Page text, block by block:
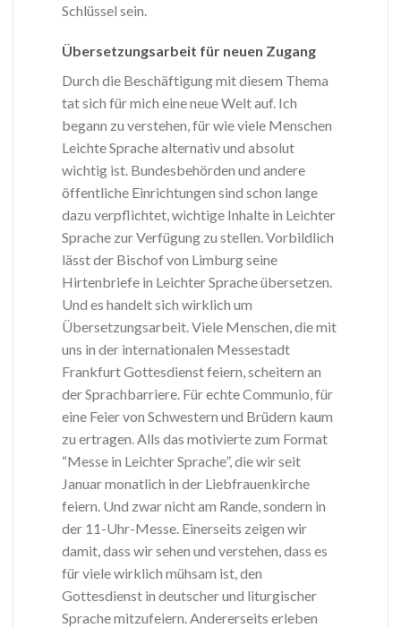
Schlüssel sein.
Übersetzungsarbeit für neuen Zugang
Durch die Beschäftigung mit diesem Thema
tat sich für mich eine neue Welt auf. Ich
begann zu verstehen, für wie viele Menschen
Leichte Sprache alternativ und absolut
wichtig ist. Bundesbehörden und andere
öffentliche Einrichtungen sind schon lange
dazu verpflichtet, wichtige Inhalte in Leichter
Sprache zur Verfügung zu stellen. Vorbildlich
lässt der Bischof von Limburg seine
Hirtenbriefe in Leichter Sprache übersetzen.
Und es handelt sich wirklich um
Übersetzungsarbeit. Viele Menschen, die mit
uns in der internationalen Messestadt
Frankfurt Gottesdienst feiern, scheitern an
der Sprachbarriere. Für echte Communio, für
eine Feier von Schwestern und Brüdern kaum
zu ertragen. Alls das motivierte zum Format
“Messe in Leichter Sprache”, die wir seit
Januar monatlich in der Liebfrauenkirche
feiern. Und zwar nicht am Rande, sondern in
der 11-Uhr-Messe. Einerseits zeigen wir
damit, dass wir sehen und verstehen, dass es
für viele wirklich mühsam ist, den
Gottesdienst in deutscher und liturgischer
Sprache mitzufeiern. Andererseits erleben